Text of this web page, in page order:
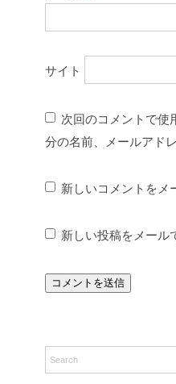
サイト
次回のコメントで使
分の名前、メールアド
新しいコメントをメ
新しい投稿をメール